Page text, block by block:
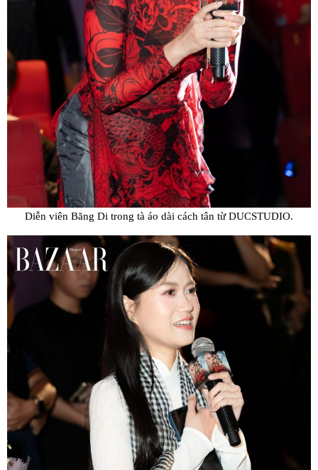
Diễn viên Băng Di trong tà áo dài cách tân từ DUCSTUDIO.